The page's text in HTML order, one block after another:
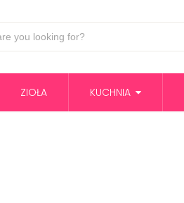
ZIOŁA KUCHNIA